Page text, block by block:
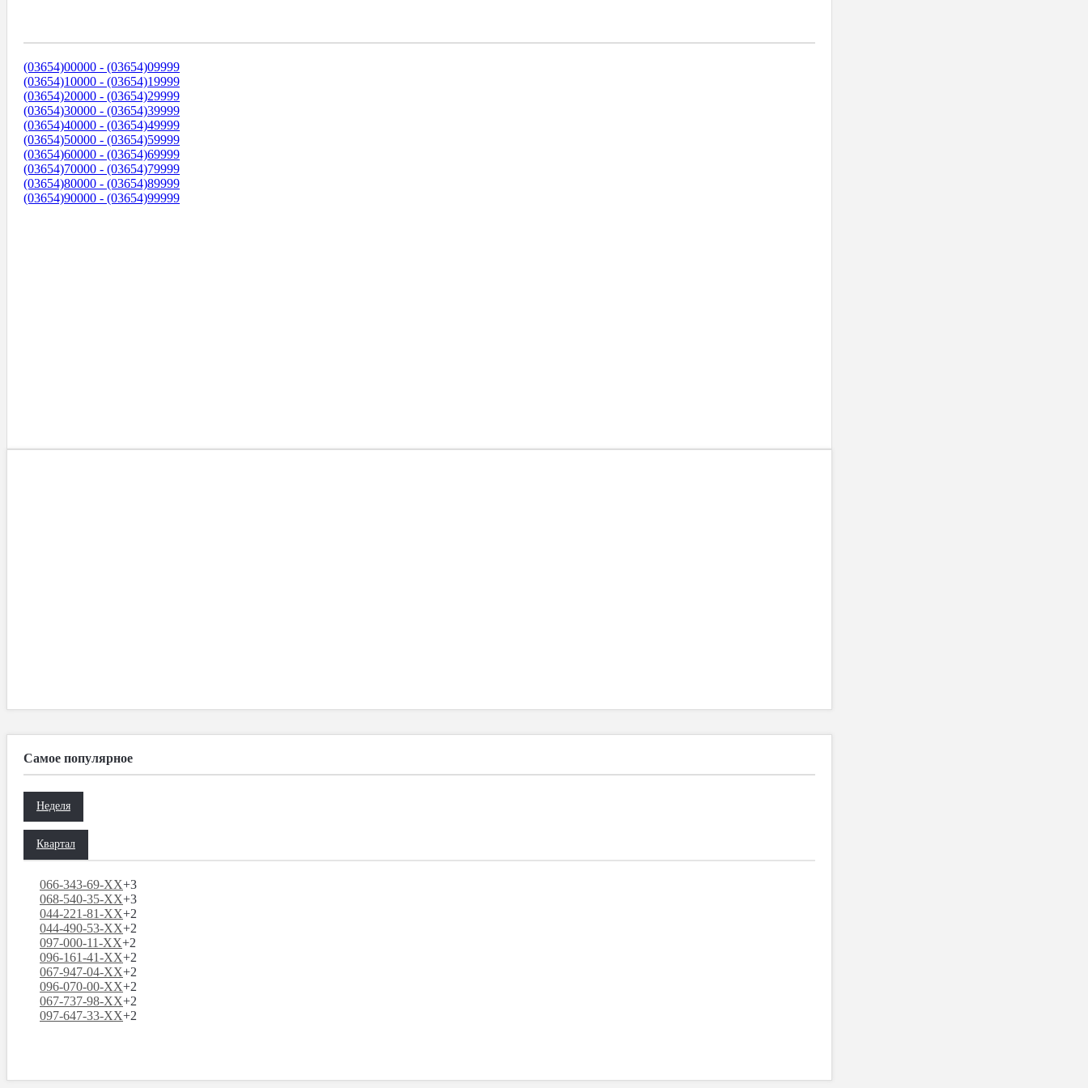
(03654)00000 - (03654)09999
(03654)10000 - (03654)19999
(03654)20000 - (03654)29999
(03654)30000 - (03654)39999
(03654)40000 - (03654)49999
(03654)50000 - (03654)59999
(03654)60000 - (03654)69999
(03654)70000 - (03654)79999
(03654)80000 - (03654)89999
(03654)90000 - (03654)99999
Самое популярное
Неделя
Квартал
066-343-69-XX+3
068-540-35-XX+3
044-221-81-XX+2
044-490-53-XX+2
097-000-11-XX+2
096-161-41-XX+2
067-947-04-XX+2
096-070-00-XX+2
067-737-98-XX+2
097-647-33-XX+2